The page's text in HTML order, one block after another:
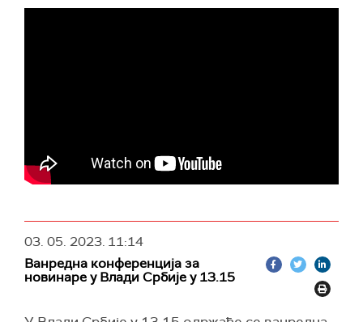
03. 05. 2023. 11:14
Ванредна конференција за
новинаре у Влади Србије у 13.15